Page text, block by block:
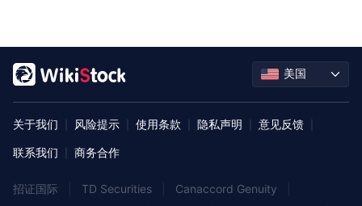
美国
关于我们 风险提示 使用条款 隐私声明 意见反馈
联系我们 商务合作
招证国际 TD Securities Canaccord Genuity